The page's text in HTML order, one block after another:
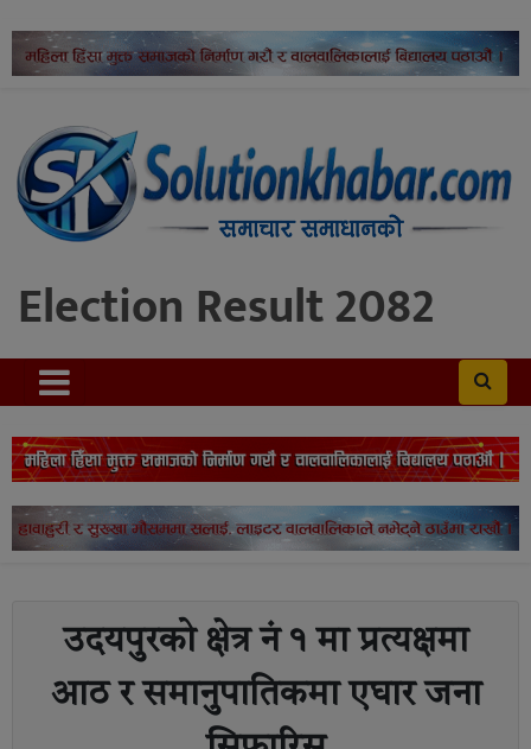
Election Result 2082
उदयपुरको क्षेत्र नं १ मा प्रत्यक्षमा
आठ र समानुपातिकमा एघार जना